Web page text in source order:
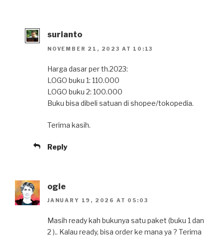
surianto
NOVEMBER 21, 2023 AT 10:13
Harga dasar per th.2023:
LOGO buku 1: 110.000
LOGO buku 2: 100.000
Buku bisa dibeli satuan di shopee/tokopedia.
Terima kasih.
Reply
ogie
JANUARY 19, 2026 AT 05:03
Masih ready kah bukunya satu paket (buku 1 dan
2 ).. Kalau ready, bisa order ke mana ya ? Terima